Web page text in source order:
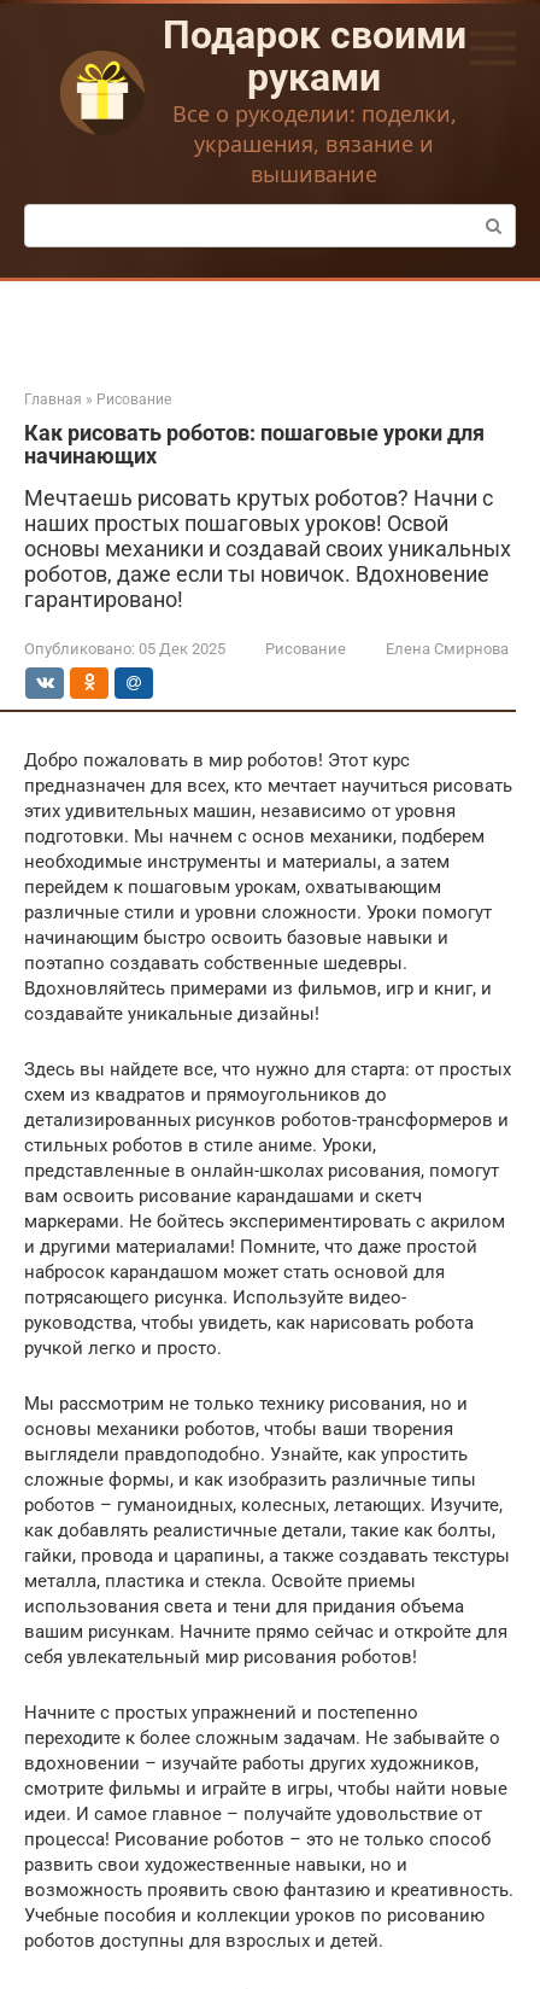
Перейти
контенту
Подарок своими
руками
Все о рукоделии: поделки,
украшения, вязание и
вышивание
Поиск:
Главная » Рисование
Как рисовать роботов: пошаговые уроки для
начинающих
Мечтаешь рисовать крутых роботов? Начни с
наших простых пошаговых уроков! Освой
основы механики и создавай своих уникальных
роботов, даже если ты новичок. Вдохновение
гарантировано!
Опубликовано: 05 Дек 2025 Рисование Елена Смирнова
Добро пожаловать в мир роботов! Этот курс
предназначен для всех, кто мечтает научиться рисовать
этих удивительных машин, независимо от уровня
подготовки. Мы начнем с основ механики, подберем
необходимые инструменты и материалы, а затем
перейдем к пошаговым урокам, охватывающим
различные стили и уровни сложности. Уроки помогут
начинающим быстро освоить базовые навыки и
поэтапно создавать собственные шедевры.
Вдохновляйтесь примерами из фильмов, игр и книг, и
создавайте уникальные дизайны!
Здесь вы найдете все, что нужно для старта: от простых
схем из квадратов и прямоугольников до
детализированных рисунков роботов-трансформеров и
стильных роботов в стиле аниме. Уроки,
представленные в онлайн-школах рисования, помогут
вам освоить рисование карандашами и скетч
маркерами. Не бойтесь экспериментировать с акрилом
и другими материалами! Помните, что даже простой
набросок карандашом может стать основой для
потрясающего рисунка. Используйте видео-
руководства, чтобы увидеть, как нарисовать робота
ручкой легко и просто.
Мы рассмотрим не только технику рисования, но и
основы механики роботов, чтобы ваши творения
выглядели правдоподобно. Узнайте, как упростить
сложные формы, и как изобразить различные типы
роботов – гуманоидных, колесных, летающих. Изучите,
как добавлять реалистичные детали, такие как болты,
гайки, провода и царапины, а также создавать текстуры
металла, пластика и стекла. Освойте приемы
использования света и тени для придания объема
вашим рисункам. Начните прямо сейчас и откройте для
себя увлекательный мир рисования роботов!
Начните с простых упражнений и постепенно
переходите к более сложным задачам. Не забывайте о
вдохновении – изучайте работы других художников,
смотрите фильмы и играйте в игры, чтобы найти новые
идеи. И самое главное – получайте удовольствие от
процесса! Рисование роботов – это не только способ
развить свои художественные навыки, но и
возможность проявить свою фантазию и креативность.
Учебные пособия и коллекции уроков по рисованию
роботов доступны для взрослых и детей.